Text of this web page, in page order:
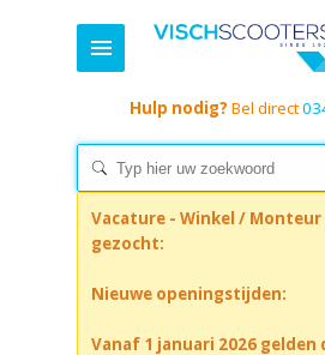
Hulp nodig? Bel direct
Vacature - Winkel / Monteur
gezocht:
Nieuwe openingstijden:
Vanaf 1 januari 2026 gelden